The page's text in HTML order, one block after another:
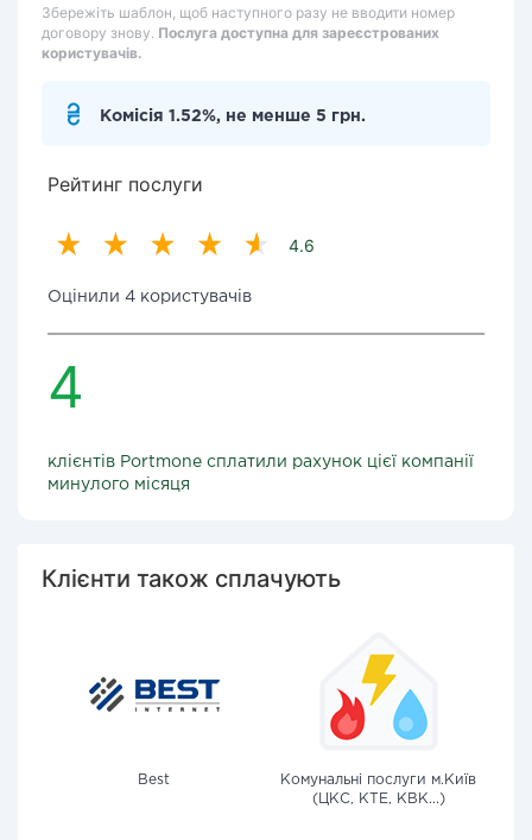
Збережіть шаблон, щоб наступного разу не вводити номер
договору знову. Послуга доступна для зареєстрованих
користувачів.
Комісія 1.52%, не менше 5 грн.
Рейтинг послуги
4.6
Оцінили 4 користувачів
4
клієнтів Portmone сплатили рахунок цієї компанії
минулого місяця
Клієнти також сплачують
Best
Комунальні послуги м.Київ
(ЦКС, КТЕ, КВК...)